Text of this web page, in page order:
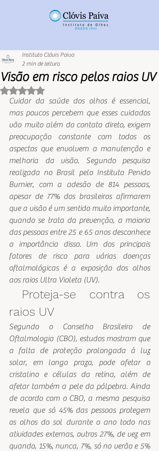
Visão em risco pelos raios UV
Instituto Clóvis Paiva
2 min de leitura
Avaliado com NaN de 5 estrelas.
Cuidar da saúde dos olhos é essencial,
mas poucos percebem que esses cuidados
vão muito além do contato direto, exigem
preocupação constante com todos os
aspectos que envolvem a manutenção e
melhoria da visão. Segundo pesquisa
realizada no Brasil pelo Instituto Penido
Burnier, com a adesão de 814 pessoas,
apesar de 77% dos brasileiros afirmarem
que a visão é um sentido muito importante,
quando se trata da prevenção, a maioria
das pessoas entre 25 e 65 anos desconhece
a importância disso. Um dos principais
fatores de risco para várias doenças
oftalmológicas é a exposição dos olhos
aos raios Ultra Violeta (UV).
Proteja-se contra os
raios UV
Segundo o Conselho Brasileiro de
Oftalmologia (CBO), estudos mostram que
a falta de proteção prolongada à luz
solar, em longo prazo, pode afetar o
cristalino e células da retina, além de
afetar também a pele da pálpebra. Ainda
de acordo com o CBO, a mesma pesquisa
revela que só 45% das pessoas protegem
os olhos do sol durante o ano todo nas
atividades externas, outros 27%, de vez em
quando, 15%, nunca, 7%, só no verão e 5%